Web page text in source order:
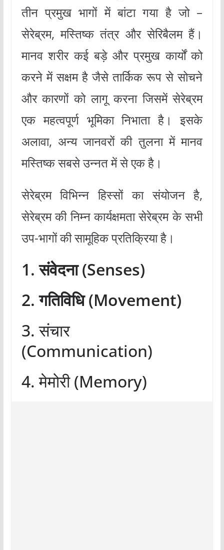
तीन प्रमुख भागों में बांटा गया है जो –
सेरेब्रम, मस्तिष्क तंत्र और सेरिबैलम हैं।
मानव शरीर कई बड़े और प्रमुख कार्यों को
करने में सक्षम है जैसे तार्किक रूप से सोचने
और कारणों को लागू करना जिसमें सेरेब्रम
एक महत्वपूर्ण भूमिका निभाता है। इसके
अलावा, अन्य जानवरों की तुलना में मानव
मस्तिष्क सबसे उन्नत में से एक है।
सेरेब्रम विभिन्न हिस्सों का संयोजन है,
सेरेब्रम की निम्न कार्यक्षमता सेरेब्रम के सभी
उप-भागों की सामूहिक प्रतिक्रिया है।
1. संवेदना (Senses)
2. गतिविधि (Movement)
3. संचार
(Communication)
4. मेमोरी (Memory)